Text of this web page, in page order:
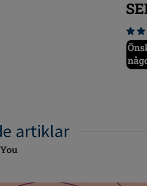
artiklar